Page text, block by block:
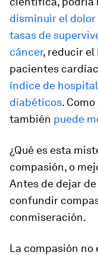
disminuir el
tasas de
cáncer, reducir
pacientes
índice de
diabéticos.
también puede
¿Qué es esta
compasión, o
Antes de dejar
confundir
conmiseración.
La compasión no